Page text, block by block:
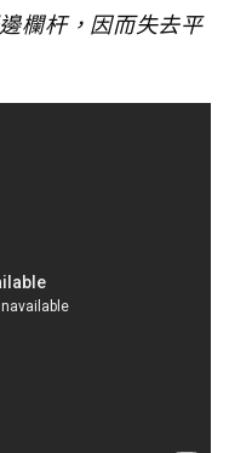
欄杆，因而失去平